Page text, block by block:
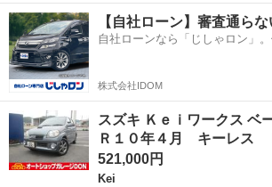
チェーン式 インタ
ークーラーターボ
ＡＢＳ 純正レカロ
シート １５インチ
アルミホイールード
【自社ローン】審査通ら
自社ローンなら「じしゃロン」。
株式会社IDOM
スズキ Ｋｅｉワークス
Ｒ１０年４月 キーレ
521,000円
Kei